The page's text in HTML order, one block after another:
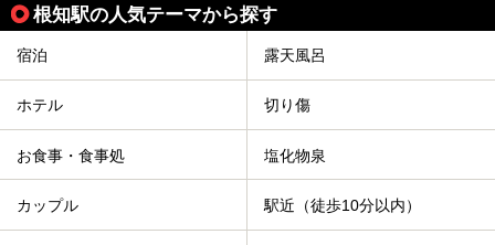
根知駅の人気テーマから探す
宿泊 露天風呂
ホテル 切り傷
お食事・食事処 塩化物泉
カップル 駅近（徒歩10分以内）